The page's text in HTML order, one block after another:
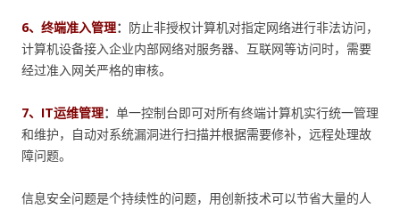
6、终端准入管理： 防止非授权计算机对指定网络进行非法访问，
计算机设备接入企业内部网络对服务器、互联网等访问时，需要
经过准入网关严格的审核。
7、IT运维管理： 单一控制台即可对所有终端计算机实行统一管理
和维护，自动对系统漏洞进行扫描并根据需要修补，远程处理故
障问题。
信息安全问题是个持续性的问题，用创新技术可以节省大量的人